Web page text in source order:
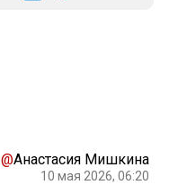
@Анастасия Мишкина
10 мая 2026, 06:20